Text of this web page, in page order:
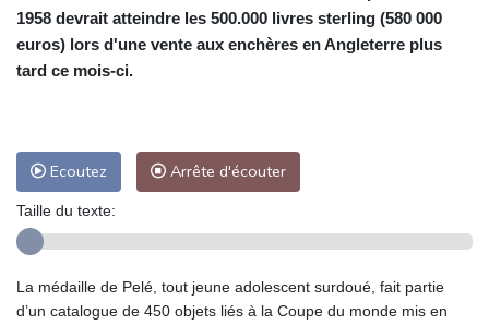
1958 devrait atteindre les 500.000 livres sterling (580 000
euros) lors d'une vente aux enchères en Angleterre plus
tard ce mois-ci.
Ecoutez Arrête d'écouter
Taille du texte:
La médaille de Pelé, tout jeune adolescent surdoué, fait partie
d’un catalogue de 450 objets liés à la Coupe du monde mis en